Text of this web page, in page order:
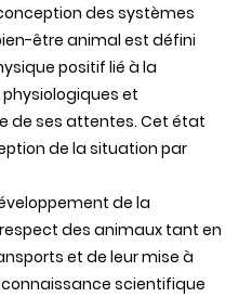
des systèmes
être animal est défini
positif lié à la
et
de ses attentes. Cet état
de la situation par
de la
des animaux tant en
et de leur mise à
scientifique